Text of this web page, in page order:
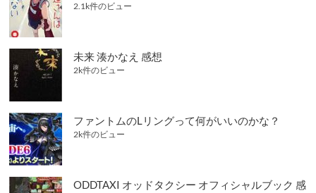
2.1k件のビュー
未来 湊かなえ 感想
2k件のビュー
ファントムのLリングって何がいいのかな？
2k件のビュー
ODDTAXI オッドタクシー オフィシャルブック 感